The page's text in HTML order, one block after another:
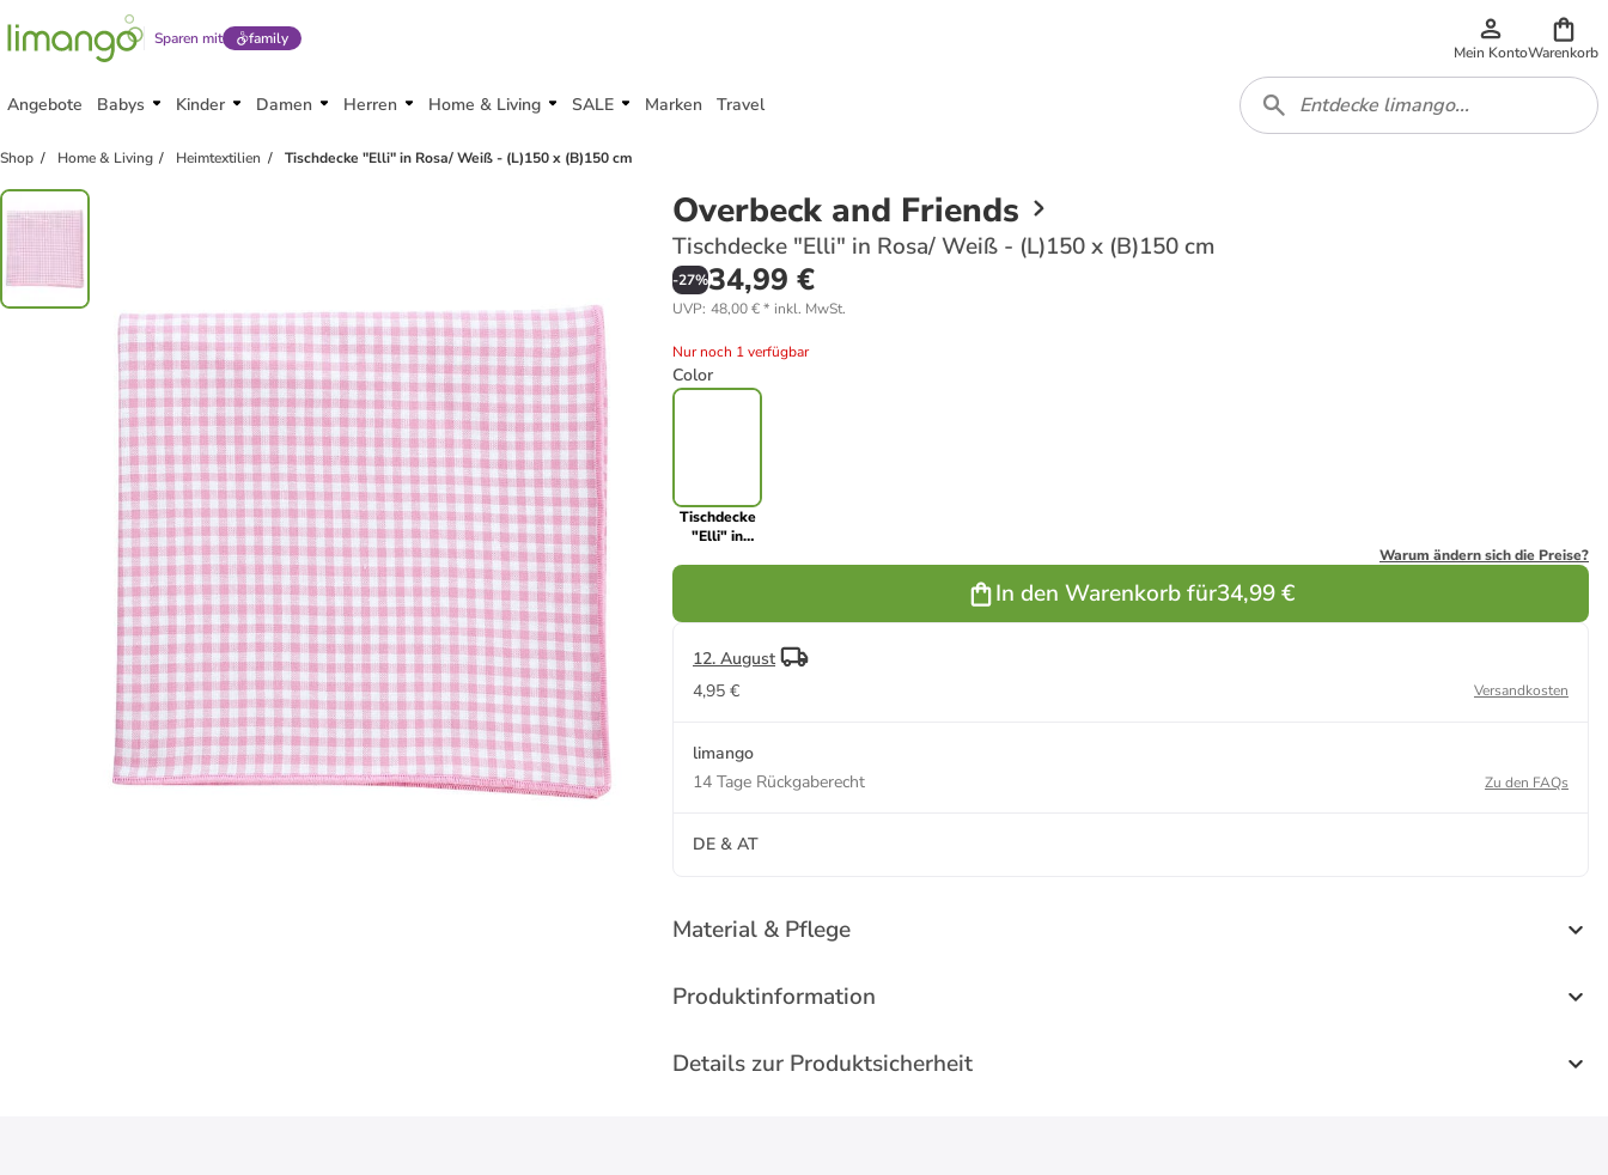
Sparen mit family
Mein KontoWarenkorb
Angebote Babys Kinder Damen Herren Home & Living SALE Marken Travel
Shop Home & Living Heimtextilien Tischdecke "Elli" in Rosa/ Weiß - (L)150 x (B)150 cm
Overbeck and Friends
Tischdecke "Elli" in Rosa/ Weiß - (L)150 x (B)150 cm
-27%34,99 €
UVP: 48,00 €* inkl. MwSt.
Nur noch 1 verfügbar
Color
Tischdecke
"Elli" in
Warum ändern sich die Preise?
In den Warenkorb für34,99 €
12. August
4,95 €
Versandkosten
limango
14 Tage Rückgaberecht
Zu den FAQs
DE & AT
Material & Pflege
Produktinformation
Details zur Produktsicherheit